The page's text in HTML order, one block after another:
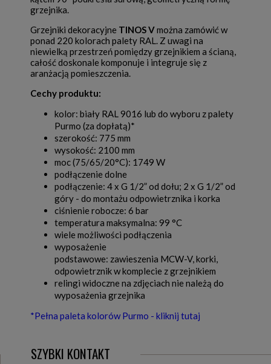
grzejnika.
Grzejniki dekoracyjne TINOS Vmożna zamówić w
ponad 220 kolorach palety RAL. Z uwagi na
niewielką przestrzeń pomiędzy grzejnikiem a ścianą,
całość doskonale komponuje i integruje się z
aranżacją pomieszczenia.
Cechy produktu:
kolor: biały RAL 9016 lub do wyboru z palety
Purmo (za dopłatą)*
szerokość: 775 mm
wysokość: 2100 mm
moc (75/65/20°C): 1749 W
podłączenie dolne
podłączenie: 4 x G 1/2” od dołu; 2 x G 1/2” od
góry - do montażu odpowietrznika i korka
ciśnienie robocze: 6 bar
temperatura maksymalna: 99 °C
wiele możliwości podłączenia
wyposażenie
podstawowe: zawieszenia MCW-V, korki,
odpowietrznik w komplecie z grzejnikiem
relingi widoczne na zdjęciach nie należą do
wyposażenia grzejnika
*Pełna paleta kolorów Purmo - kliknij tutaj
SZYBKI KONTAKT